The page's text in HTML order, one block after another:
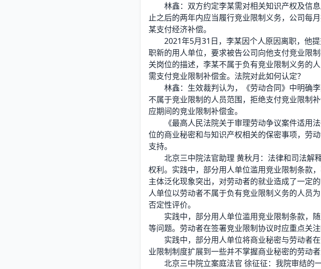
林鑫：双方约定李某需对相关知识产权及信息
止之后的两年内应当履行竞业限制义务，公司每
某支付经济补偿。
2021年5月31日，李某因个人原因离职，他提
职新的用人单位，要求被告公司向他支付竞业限
关岗位的描述，李某不属于负有竞业限制义务的
需支付竞业限制补偿金。法院对此如何认定？
林鑫：生效裁判认为，《劳动合同》中明确李
不属于竞业限制的人员范围，拒绝支付竞业限制
应期间的竞业限制补偿金。
《最高人民法院关于审理劳动争议案件适用法
位的商业秘密和与知识产权相关的保密事项，劳
支持。
北京三中院法官助理 黄秋月：法律和司法解
权利。实践中，部分用人单位滥用竞业限制条款
主体泛化现象突出，对劳动者的就业造成了一定
人单位以劳动者不属于负有竞业限制义务的人员
否定性评价。
实践中，部分用人单位滥用竞业限制条款，随
等问题。劳动者在签署竞业限制协议时应重点关
实践中，部分用人单位将商业秘密与劳动者在
业限制制度扩展到一些并不掌握商业秘密的劳动
北京三中院立案庭法官 徐征征：我院审结的